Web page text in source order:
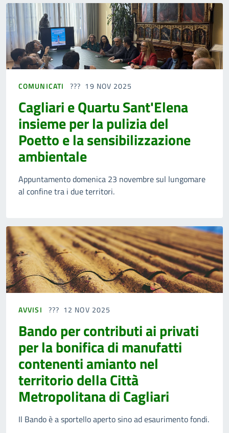
COMUNICATI 19 NOV 2025
Cagliari e Quartu Sant'Elena
insieme per la pulizia del
Poetto e la sensibilizzazione
ambientale
Appuntamento domenica 23 novembre sul lungomare
al confine tra i due territori.
AVVISI 12 NOV 2025
Bando per contributi ai privati
per la bonifica di manufatti
contenenti amianto nel
territorio della Città
Metropolitana di Cagliari
Il Bando è a sportello aperto sino ad esaurimento fondi.